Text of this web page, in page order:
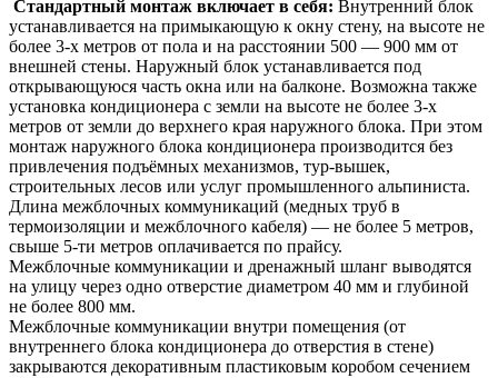
Стандартный монтаж включает в себя: Внутренний блок
устанавливается на примыкающую к окну стену, на высоте не
более 3-х метров от пола и на расстоянии 500 — 900 мм от
внешней стены. Наружный блок устанавливается под
открывающуюся часть окна или на балконе. Возможна также
установка кондиционера с земли на высоте не более 3-х
метров от земли до верхнего края наружного блока. При этом
монтаж наружного блока кондиционера производится без
привлечения подъёмных механизмов, тур-вышек,
строительных лесов или услуг промышленного альпиниста.
Длина межблочных коммуникаций (медных труб в
термоизоляции и межблочного кабеля) — не более 5 метров,
свыше 5-ти метров оплачивается по прайсу.
Межблочные коммуникации и дренажный шланг выводятся
на улицу через одно отверстие диаметром 40 мм и глубиной
не более 800 мм.
Межблочные коммуникации внутри помещения (от
внутреннего блока кондиционера до отверстия в стене)
закрываются декоративным пластиковым коробом сечением